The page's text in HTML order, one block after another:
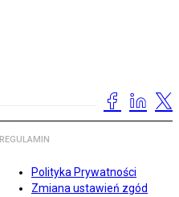
REGULAMIN
Polityka Prywatności
Zmiana ustawień zgód